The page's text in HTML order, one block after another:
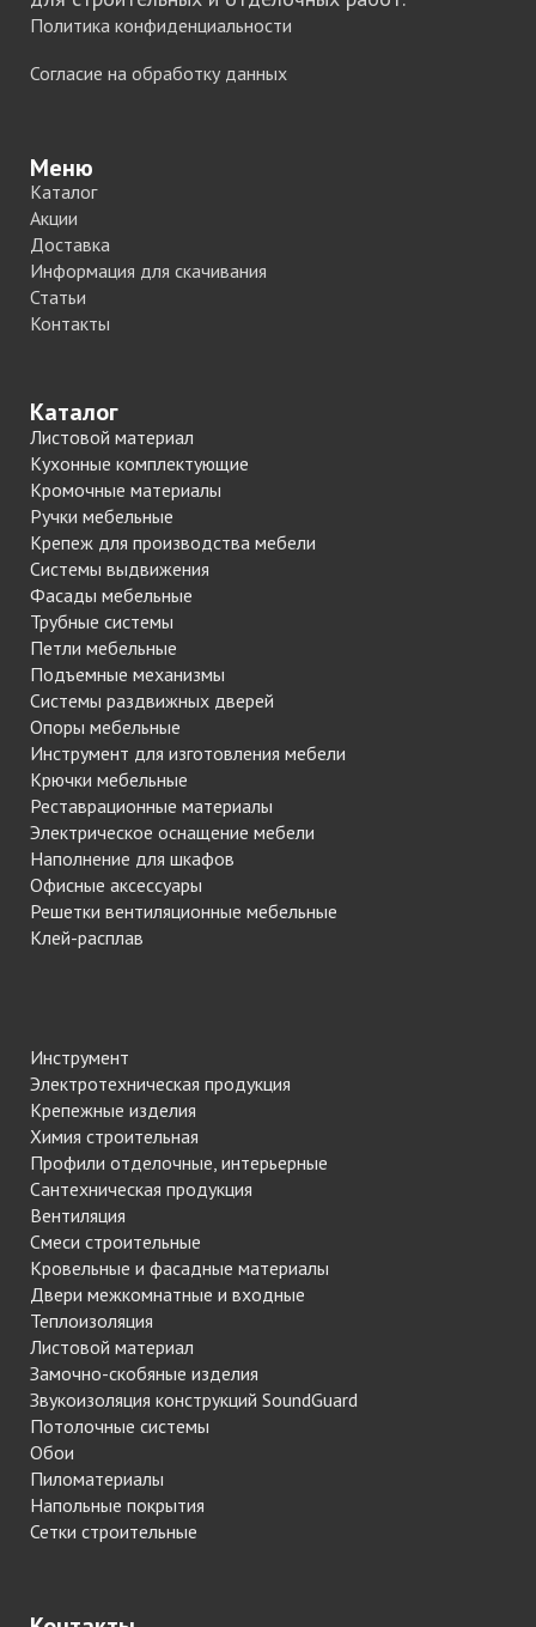
Политика конфиденциальности
Согласие на обработку данных
Меню
Каталог
Акции
Доставка
Информация для скачивания
Статьи
Контакты
Каталог
Листовой материал
Кухонные комплектующие
Кромочные материалы
Ручки мебельные
Крепеж для производства мебели
Системы выдвижения
Фасады мебельные
Трубные системы
Петли мебельные
Подъемные механизмы
Системы раздвижных дверей
Опоры мебельные
Инструмент для изготовления мебели
Крючки мебельные
Реставрационные материалы
Электрическое оснащение мебели
Наполнение для шкафов
Офисные аксессуары
Решетки вентиляционные мебельные
Клей-расплав
Инструмент
Электротехническая продукция
Крепежные изделия
Химия строительная
Профили отделочные, интерьерные
Сантехническая продукция
Вентиляция
Смеси строительные
Кровельные и фасадные материалы
Двери межкомнатные и входные
Теплоизоляция
Листовой материал
Замочно-скобяные изделия
Звукоизоляция конструкций SoundGuard
Потолочные системы
Обои
Пиломатериалы
Напольные покрытия
Сетки строительные